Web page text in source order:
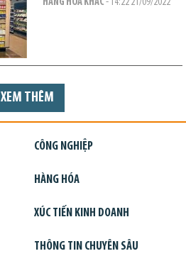
HÀNG HÓA KHÁC - 14:22 21/09/2022
XEM THÊM
CÔNG NGHIỆP
HÀNG HÓA
XÚC TIẾN KINH DOANH
THÔNG TIN CHUYÊN SÂU